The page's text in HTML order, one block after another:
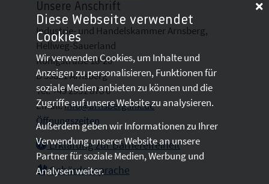
Unsere Anschrift
Industrie- und Handelskammer Arnsberg,
Hellweg-Sauerland
Königstraße 18-20
D 59821 Arnsberg
Tel: +49 2931 878 0
Email:info@arnsberg.ihk.de
Öffnungszeiten
Erklärung zur Barrierefreiheit
Gebärdensprache
Diese Webseite verwendet
Cookies
Wir verwenden Cookies, um Inhalte und
Anzeigen zu personalisieren, Funktionen für
soziale Medien anbieten zu können und die
Zugriffe auf unsere Website zu analysieren.
Außerdem geben wir Informationen zu Ihrer
Verwendung unserer Website an unsere
Partner für soziale Medien, Werbung und
Analysen weiter.